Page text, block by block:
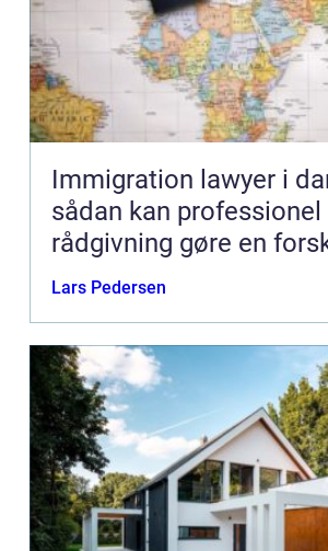
Immigration lawyer i
sådan kan professionel
rådgivning gøre en
Lars Pedersen